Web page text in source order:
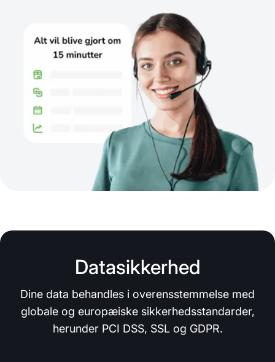
Datasikkerhed
Dine data behandles i overensstemmelse med
globale og europæiske sikkerhedsstandarder,
herunder PCI DSS, SSL og GDPR.